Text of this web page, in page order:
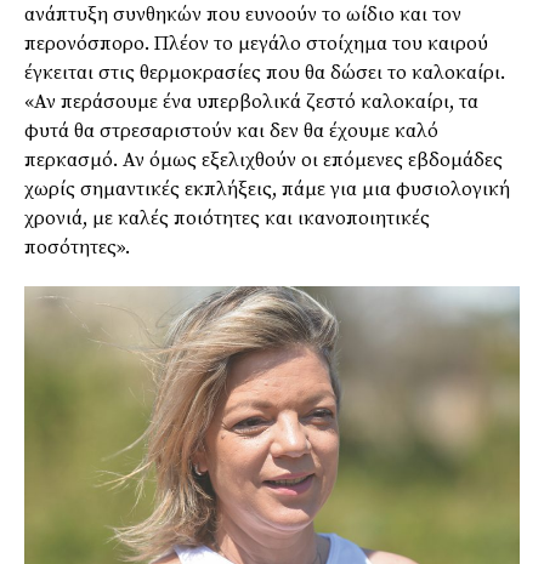
ανάπτυξη συνθηκών που ευνοούν το ωίδιο και τον
περονόσπορο. Πλέον το μεγάλο στοίχημα του καιρού
έγκειται στις θερμοκρασίες που θα δώσει το καλοκαίρι.
«Αν περάσουμε ένα υπερβολικά ζεστό καλοκαίρι, τα
φυτά θα στρεσαριστούν και δεν θα έχουμε καλό
περκασμό. Αν όμως εξελιχθούν οι επόμενες εβδομάδες
χωρίς σημαντικές εκπλήξεις, πάμε για μια φυσιολογική
χρονιά, με καλές ποιότητες και ικανοποιητικές
ποσότητες».